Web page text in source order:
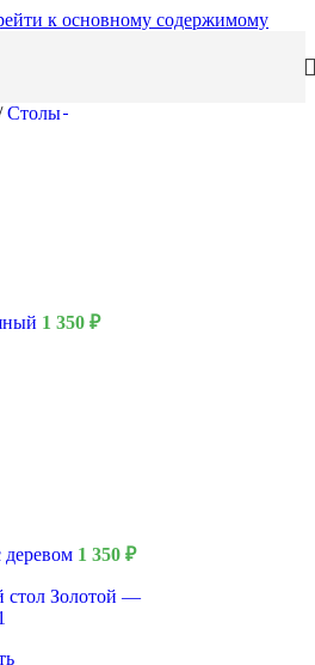
к основному содержимому
Столы
1 350 ₽
1 350 ₽